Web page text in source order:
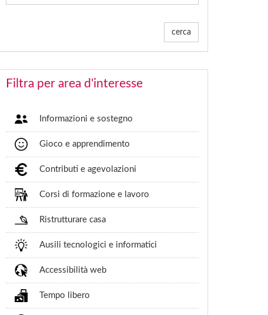
cerca
Filtra per area d'interesse
Informazioni e sostegno
Gioco e apprendimento
Contributi e agevolazioni
Corsi di formazione e lavoro
Ristrutturare casa
Ausili tecnologici e informatici
Accessibilità web
Tempo libero